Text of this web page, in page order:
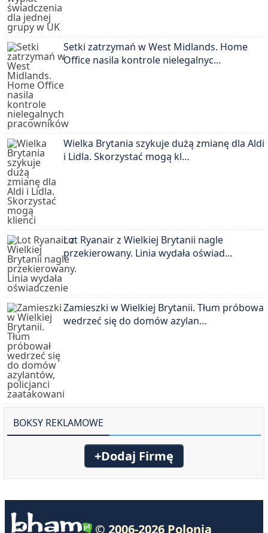
Setki zatrzymań w West Midlands. Home
Office nasila kontrole nielegalnyc…
Wielka Brytania szykuje dużą zmianę dla Aldi
i Lidla. Skorzystać mogą kl…
Lot Ryanair z Wielkiej Brytanii nagle
przekierowany. Linia wydała oświad…
Zamieszki w Wielkiej Brytanii. Tłum próbował
wedrzeć się do domów azylan…
BOKSY REKLAMOWE
+Dodaj Firmę
© 2006-2026 Polonia